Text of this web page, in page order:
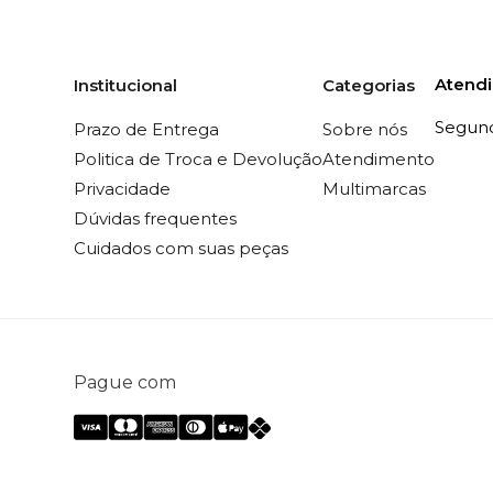
Institucional
Prazo de Entrega
Politica de Troca e Devolução
Privacidade
Dúvidas frequentes
Cuidados com suas peças
Categorias
Sobre nós
Atendimento
Multimarcas
Pague com